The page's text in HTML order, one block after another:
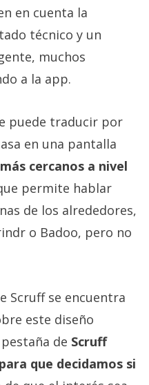
en cuenta la
técnico y un
muchos
a la app.
puede traducir por
en una pantalla
cercanos a nivel
permite hablar
de los alrededores,
o Badoo, pero no
Scruff se encuentra
este diseño
de Scruff
que decidamos si